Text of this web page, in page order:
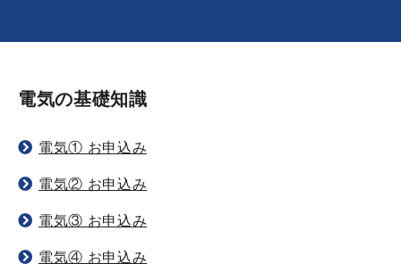
電気の基礎知識
電気① お申込み
電気② お申込み
電気③ お申込み
電気④ お申込み